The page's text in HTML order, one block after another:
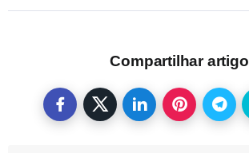
Compartilhar artigo